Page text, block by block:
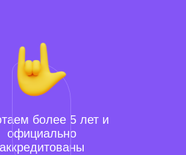
более 5 лет и
официально
аккредитованы